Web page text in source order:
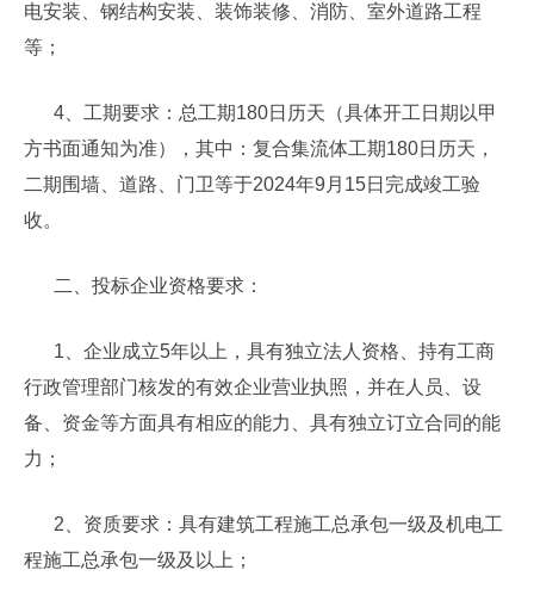
电安装、钢结构安装、装饰装修、消防、室外道路工程
等；
4、工期要求：总工期180日历天（具体开工日期以甲
方书面通知为准），其中：复合集流体工期180日历天，
二期围墙、道路、门卫等于2024年9月15日完成竣工验
收。
二、投标企业资格要求：
1、企业成立5年以上，具有独立法人资格、持有工商
行政管理部门核发的有效企业营业执照，并在人员、设
备、资金等方面具有相应的能力、具有独立订立合同的能
力；
2、资质要求：具有建筑工程施工总承包一级及机电工
程施工总承包一级及以上；